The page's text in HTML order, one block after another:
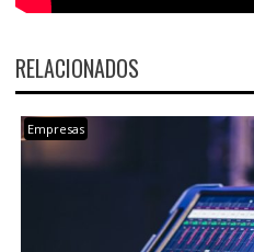
RELACIONADOS
Empresas